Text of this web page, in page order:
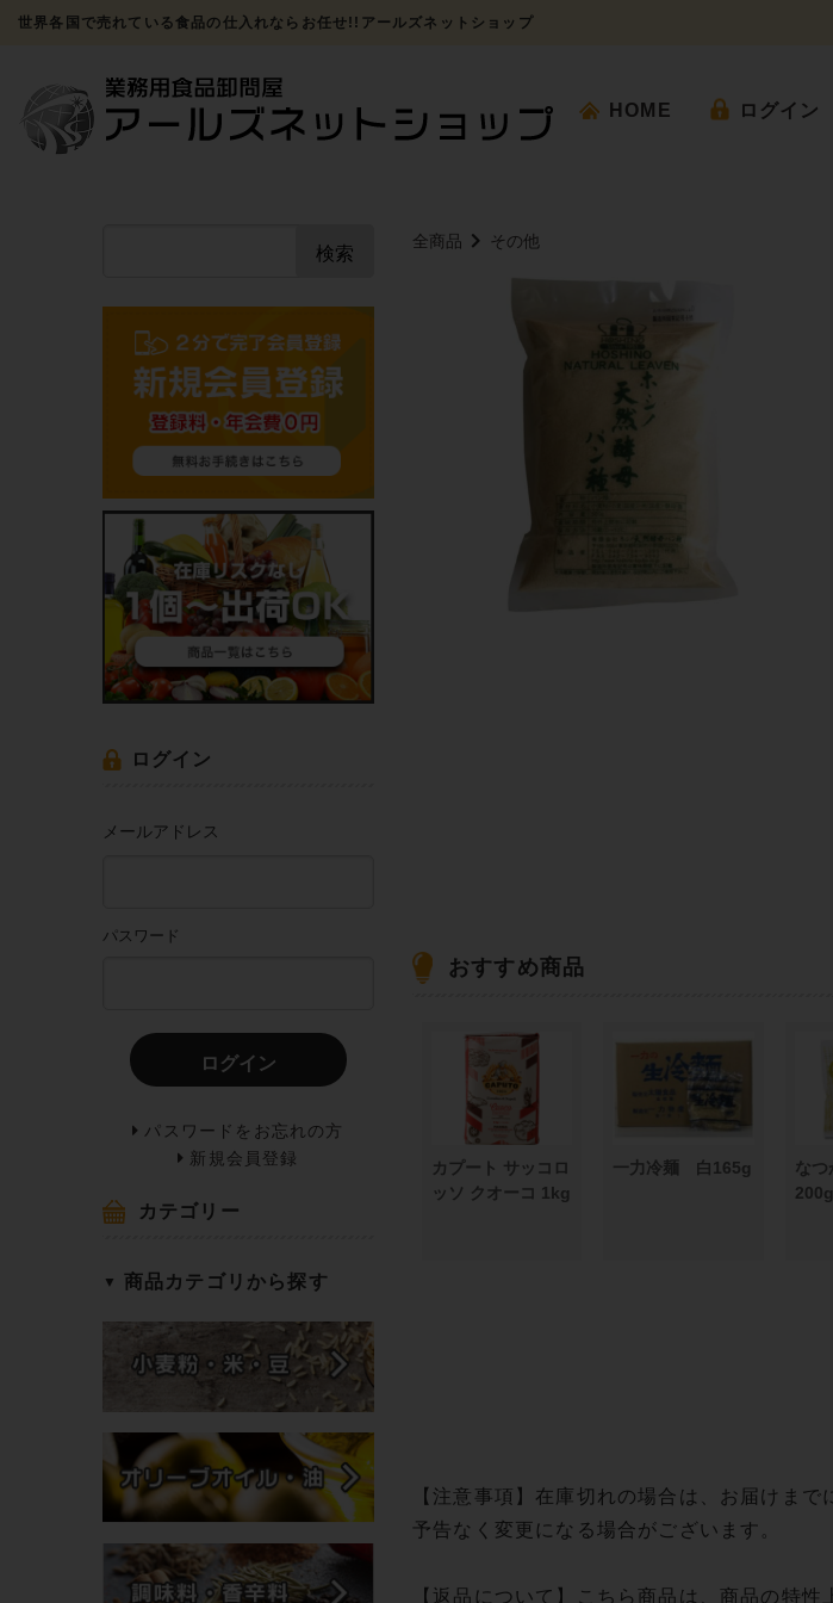
世界各国で売れている食品の仕入れならお任せ!!アールズネットショップ
HOME ログイン
全商品 その他
おすすめ商品
カプート サッコロ
ッソ クオーコ 1kg
一力冷麺 白165g
なつ
200g
【注意事項】在庫切れの場合は、お届けま
予告なく変更になる場合がございます。
【返品について】こちら商品は、商品の特
検索
ログイン
メールアドレス
パスワード
ログイン
パスワードをお忘れの方
新規会員登録
カテゴリー
商品カテゴリから探す